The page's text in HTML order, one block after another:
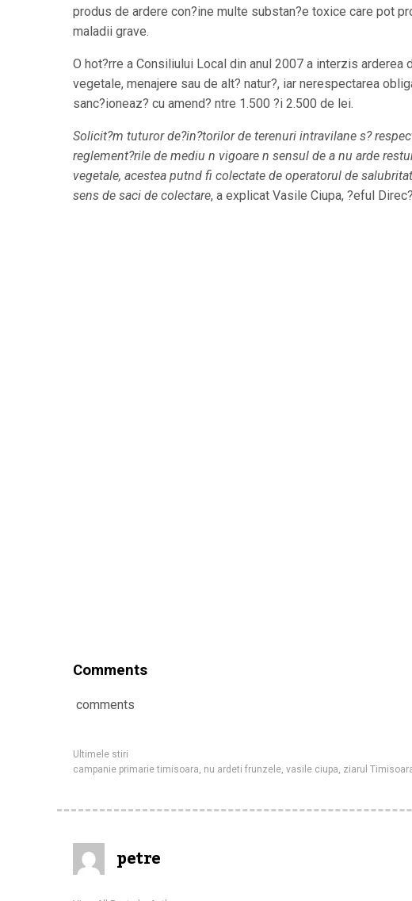
produs de ardere con?ine multe substan?e toxice care pot
maladii grave.
O hot?rre a Consiliului Local din anul 2007 a interzis arderea
vegetale, menajere sau de alt? natur?, iar nerespectarea
sanc?ioneaz? cu amend? ntre 1.500 ?i 2.500 de lei.
Solicit?m tuturor de?in?torilor de terenuri intravilane s?
reglement?rile de mediu n vigoare n sensul de a nu arde
vegetale, acestea putnd fi colectate de operatorul de
sens de saci de colectare, a explicat Vasile Ciupa, ?eful
Comments
comments
Ultimele stiri
campanie primarie timisoara, nu ardeti frunzele, vasile ciupa, ziarul
petre